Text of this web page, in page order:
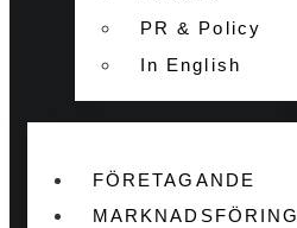
PR & Policy
In English
FÖRETAGANDE
MARKNADSFÖRING